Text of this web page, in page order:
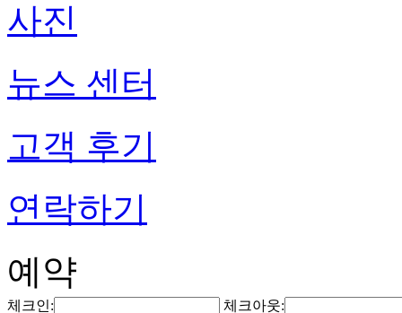
사진
뉴스 센터
고객 후기
연락하기
예약
체크인: 체크아웃: